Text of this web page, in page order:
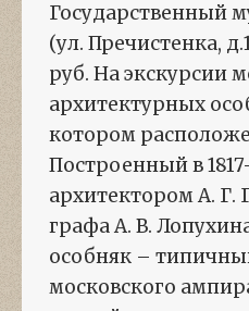
Государственный
(ул. Пречистенка,
руб. На экскурсии
архитектурных
котором
Построенный в
архитектором А. Г.
графа А. В.
особняк –
московского